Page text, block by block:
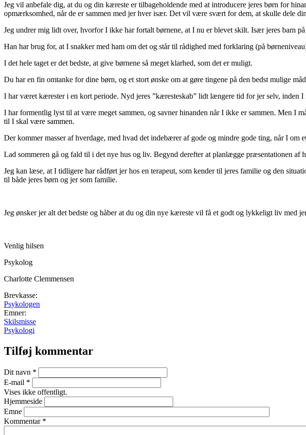
Jeg vil anbefale dig, at du og din kæreste er tilbageholdende med at introducere jeres børn for
opmærksomhed, når de er sammen med jer hver især. Det vil være svært for dem, at skulle dele
Jeg undrer mig lidt over, hvorfor I ikke har fortalt børnene, at I nu er blevet skilt. Især jeres barn
Han har brug for, at I snakker med ham om det og står til rådighed med forklaring (på
I det hele taget er det bedste, at give børnene så meget klarhed, som det er muligt.
Du har en fin omtanke for dine børn, og et stort ønske om at gøre tingene på den bedst mulige
I har været kærester i en kort periode. Nyd jeres ”kæresteskab” lidt længere tid for jer selv, inden I
I har formentlig lyst til at være meget sammen, og savner hinanden når I ikke er sammen. Men
til I skal være sammen.
Der kommer masser af hverdage, med hvad det indebærer af gode og mindre gode ting, når I om
Lad sommeren gå og fald til i det nye hus og liv. Begynd derefter at planlægge præsentationen af
Jeg kan læse, at I tidligere har rådført jer hos en terapeut, som kender til jeres familie og den
til både jeres børn og jer som familie.
Jeg ønsker jer alt det bedste og håber at du og din nye kæreste vil få et godt og lykkeligt liv med
Venlig hilsen
Psykolog
Charlotte Clemmensen
Brevkasse:
Psykologen
Emner:
Skilsmisse
Psykologi
Tilføj kommentar
Dit navn *
E-mail *
Vises ikke offentligt.
Hjemmeside
Emne
Kommentar *